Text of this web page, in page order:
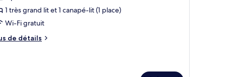
:
1 très grand lit et 1 canapé-lit (1 place)
Wi-Fi gratuit
de détails